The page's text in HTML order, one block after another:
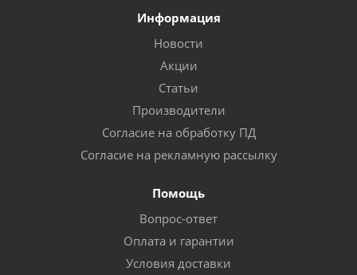
Информация
Новости
Акции
Статьи
Производители
Согласие на обработку ПД
Согласие на рекламную рассылку
Помощь
Вопрос-ответ
Оплата и гарантии
Условия доставки